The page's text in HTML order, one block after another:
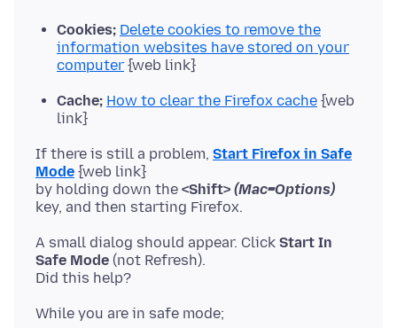
Cookies; Delete cookies to remove the
information websites have stored on your
computer {web link}
Cache; How to clear the Firefox cache {web
link}
If there is still a problem, Start Firefox in Safe
Mode {web link}
by holding down the <Shift> (Mac=Options)
A small dialog should appear. Click Start In
Safe Mode (not Refresh).